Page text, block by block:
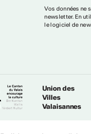
Vos données ne
newsletter. En
le logiciel de
Union des
Villes
Valaisannes